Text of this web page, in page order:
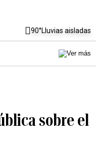
90°Lluvias aisladas
sobre el